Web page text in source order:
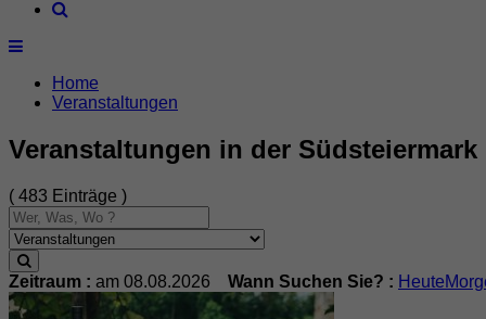
Home
Veranstaltungen
Veranstaltungen in der Südsteiermark
( 483 Einträge )
Zeitraum : am 08.08.2026 Wann Suchen Sie? : Heute